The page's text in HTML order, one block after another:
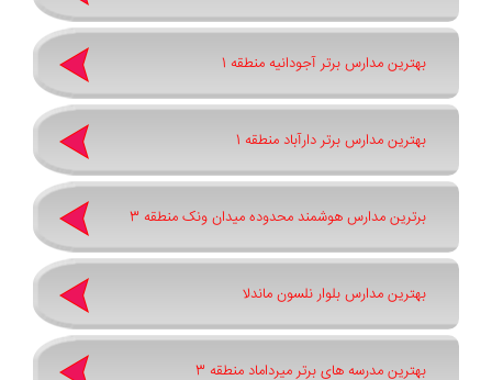
بهترین مدارس برتر آجودانیه منطقه 1
بهترین مدارس برتر دارآباد منطقه 1
برترین مدارس هوشمند محدوده میدان ونک منطقه 3
بهترین مدارس بلوار نلسون ماندلا
بهترین مدرسه های برتر میرداماد منطقه 3